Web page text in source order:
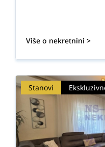
Više o nekretnini >
Stanovi